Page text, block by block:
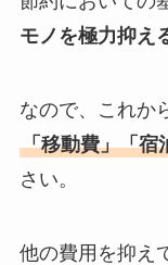
モノを極力抑え
なので、これか
「移動費」「宿
さい。
他の費用を抑え